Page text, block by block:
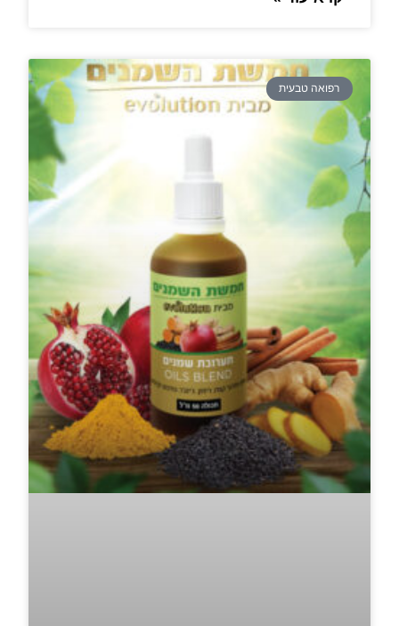
רפואה טבעית